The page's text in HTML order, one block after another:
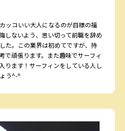
ッコいい大人になるのが目標の福
しないよう、思い切って前職を辞め
た。この業界は初めてですが、持
で頑張ります。また趣味でサーフィ
ります！サーフィンをしている人し
ょう^-^